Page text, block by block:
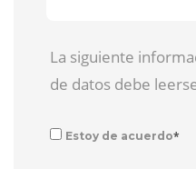
La siguiente
de datos debe
Estoy de acuerdo*